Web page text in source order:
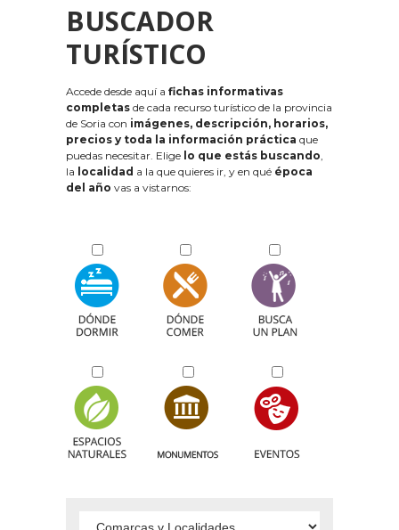
BUSCADOR
TURÍSTICO
Accede desde aquí a fichas informativas
completas de cada recurso turístico de la provincia
de Soria con imágenes, descripción, horarios,
precios y toda la información práctica que
puedas necesitar. Elige lo que estás buscando,
la localidad a la que quieres ir, y en qué época
del año vas a vistarnos: